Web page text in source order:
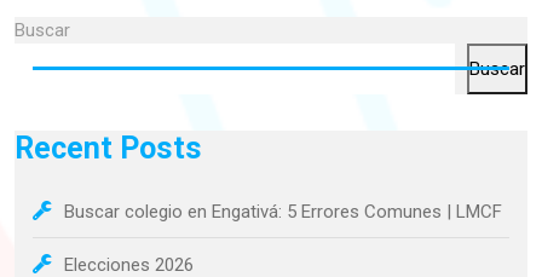
Buscar
Buscar
Recent Posts
Buscar colegio en Engativá: 5 Errores Comunes | LMCF
Elecciones 2026